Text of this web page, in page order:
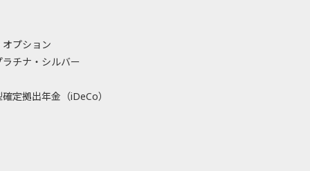
プション
ラチナ・シルバー
定拠出年金（iDeCo）